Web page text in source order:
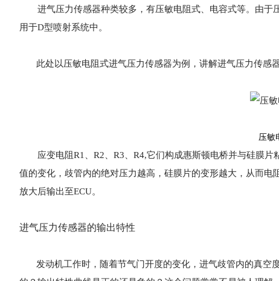
进气压力传感器种类较多，有压敏电阻式、电容式等。由于
用于D型喷射系统中。
此处以压敏电阻式进气压力传感器为例，讲解进气压力传感器
压敏
应变电阻R1、R2、R3、R4,它们构成惠斯顿电桥并与硅膜片
值的变化，歧管内的绝对压力越高，硅膜片的变形越大，从而
放大后输出至ECU。
进气压力传感器的输出特性
发动机工作时，随着节气门开度的变化，进气歧管内的真空